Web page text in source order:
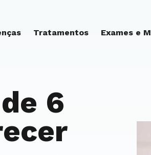
Tratamentos Exames e
6